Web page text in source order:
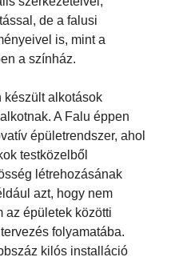
de a falusi
is, mint a
a színház.
készült alkotások
A Falu éppen
épületrendszer, ahol
testközelből
létrehozásának
azt, hogy nem
az épületek közötti
folyamatába.
kilós installáció